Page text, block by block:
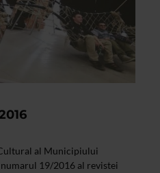
al Municipiului
19/2016 al revistei